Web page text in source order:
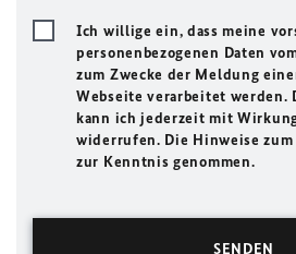
Ich willige ein, dass meine
personenbezogenen Daten
zum Zwecke der Meldung
Webseite verarbeitet werden.
kann ich jederzeit mit
widerrufen. Die Hinweise zum
zur Kenntnis genommen.